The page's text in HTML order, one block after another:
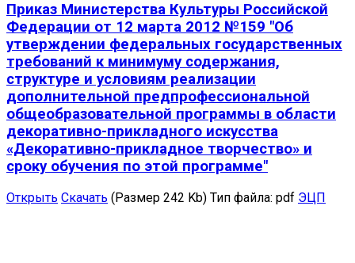
Приказ Министерства Культуры Российской
Федерации от 12 марта 2012 №159 "Об
утверждении федеральных государственных
требований к минимуму содержания,
структуре и условиям реализации
дополнительной предпрофессиональной
общеобразовательной программы в области
декоративно-прикладного искусства
«Декоративно-прикладное творчество» и
сроку обучения по этой программе"
Открыть Скачать (Размер 242 Kb) Тип файла: pdf ЭЦП